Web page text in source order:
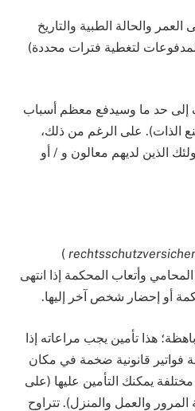
والحالة الطبية والتاريخ
لتغطية فترات محددة)
إلى حد ما وسيدفع معظم أسباب
الذات). على الرغم من ذلك،
الذين لديهم معالون و / أو
)
المحامي وأتعاب المحكمة إذا انتهى
أو إحضار شخص آخر إليها.
هذا تأمين يجب مراعاته إذا
فواتير قانونية ضخمة في مكان
يمكنك التأمين عليها (على
والعمل والمنزل). تتراوح